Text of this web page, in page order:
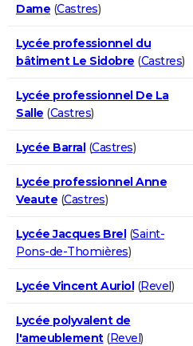
Dame (Castres)
Lycée professionnel du
bâtiment Le Sidobre (Castres)
Lycée professionnel De La
Salle (Castres)
Lycée Barral(Castres)
Lycée professionnel Anne
Veaute (Castres)
Lycée Jacques Brel(Saint-
Pons-de-Thomières)
Lycée Vincent Auriol(Revel)
Lycée polyvalent de
l'ameublement(Revel)